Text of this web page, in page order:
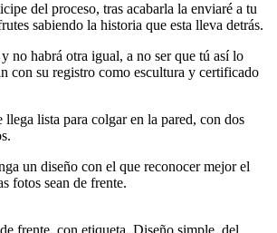
del proceso, tras acabarla la enviaré a tu
sabiendo la historia que esta lleva detrás.
no habrá otra igual, a no ser que tú así lo
con su registro como escultura y certificado
lista para colgar en la pared, con dos
un diseño con el que reconocer mejor el
fotos sean de frente.